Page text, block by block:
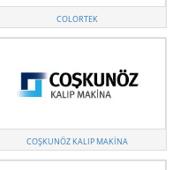
COLORTEK
COŞKUNÖZ KALIP MAKINA